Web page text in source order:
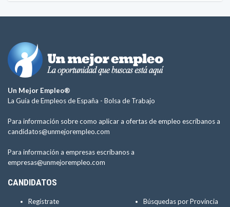
Un Mejor Empleo®
La Guía de Empleos de España - Bolsa de Trabajo
Para información sobre como aplicar a ofertas de empleo escríbanos a
candidatos@unmejorempleo.com
Para información a empresas escríbanos a
empresas@unmejorempleo.com
CANDIDATOS
Regístrate
Búsquedas por Provincia